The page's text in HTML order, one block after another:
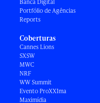
Banca Digital
Portfólio de Agências
Reports
Coberturas
Cannes Lions
SXSW
MWC
NRF
WW Summit
Evento ProXXIma
Maximídia